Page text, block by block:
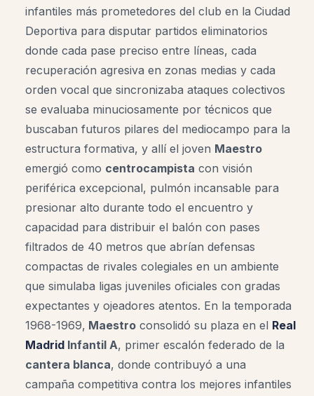
infantiles más prometedores del club en la Ciudad
Deportiva para disputar partidos eliminatorios
donde cada pase preciso entre líneas, cada
recuperación agresiva en zonas medias y cada
orden vocal que sincronizaba ataques colectivos
se evaluaba minuciosamente por técnicos que
buscaban futuros pilares del mediocampo para la
estructura formativa, y allí el joven Maestro
emergió como centrocampista con visión
periférica excepcional, pulmón incansable para
presionar alto durante todo el encuentro y
capacidad para distribuir el balón con pases
filtrados de 40 metros que abrían defensas
compactas de rivales colegiales en un ambiente
que simulaba ligas juveniles oficiales con gradas
expectantes y ojeadores atentos. En la temporada
1968-1969, Maestro consolidó su plaza en el Real
Madrid Infantil A, primer escalón federado de la
cantera blanca, donde contribuyó a una
campaña competitiva contra los mejores infantiles